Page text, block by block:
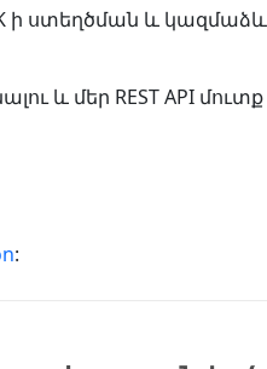
ի ստեղծման և
մեր REST API մուտք
: